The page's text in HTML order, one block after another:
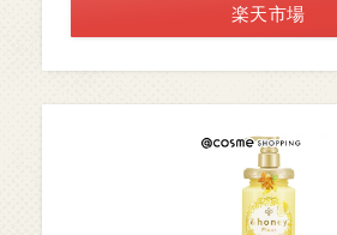
楽天市場